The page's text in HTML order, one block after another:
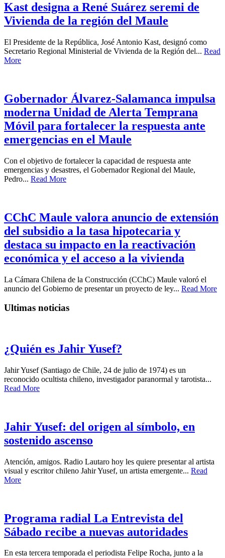
Kast designa a René Suárez seremi de
Vivienda de la región del Maule
El Presidente de la República, José Antonio Kast, designó como
Secretario Regional Ministerial de Vivienda de la Región del... Read
More
Gobernador Álvarez-Salamanca impulsa
moderna Unidad de Alerta Temprana
Móvil para fortalecer la respuesta ante
emergencias en el Maule
Con el objetivo de fortalecer la capacidad de respuesta ante
emergencias y desastres, el Gobernador Regional del Maule,
Pedro... Read More
CChC Maule valora anuncio de extensión
del subsidio a la tasa hipotecaria y
destaca su impacto en la reactivación
económica y el acceso a la vivienda
La Cámara Chilena de la Construcción (CChC) Maule valoró el
anuncio del Gobierno de presentar un proyecto de ley... Read More
Ultimas noticias
¿Quién es Jahir Yusef?
Jahir Yusef (Santiago de Chile, 24 de julio de 1974) es un
reconocido ocultista chileno, investigador paranormal y tarotista...
Read More
Jahir Yusef: del origen al símbolo, en
sostenido ascenso
Atención, amigos. Radio Lautaro hoy les quiere presentar al artista
visual y escritor chileno Jahir Yusef, un artista emergente... Read
More
Programa radial La Entrevista del
Sábado recibe a nuevas autoridades
En esta tercera temporada el periodista Felipe Rocha, junto a la